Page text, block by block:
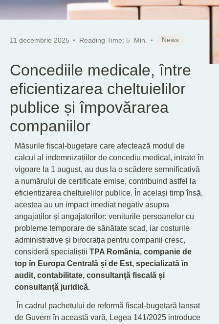
11 decembrie 2025 Reading Time: 5 Min. News
Concediile medicale, între
eficientizarea cheltuielilor
publice și împovărarea
companiilor
Măsurile fiscal-bugetare care afectează modul de
calcul al indemnizațiilor de concediu medical, intrate în
vigoare la 1 august, au dus la o scădere semnificativă
a numărului de certificate emise, contribuind astfel la
eficientizarea cheltuielilor publice. În același timp însă,
acestea au un impact imediat negativ asupra
angajaților și angajatorilor: veniturile persoanelor cu
probleme temporare de sănătate scad, iar costurile
administrative și birocrația pentru companii cresc,
consideră specialiștii TPA România, companie de
top în Europa Centrală și de Est, specializată în
audit, contabilitate, consultanță fiscală și
consultanță juridică.
În cadrul pachetului de reformă fiscal-bugetară lansat
de Guvern în această vară, Legea 141/2025 introduce